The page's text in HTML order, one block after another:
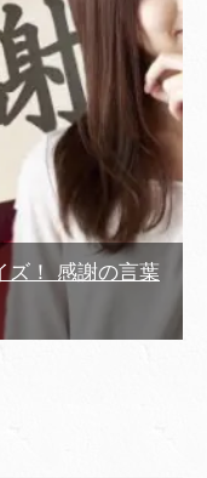
ズ！ 感謝の言葉